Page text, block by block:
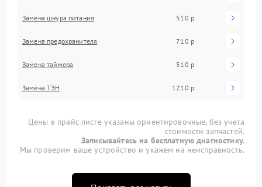
Замена шнура питания 510 р
Замена предохранителя 710 р
Замена таймера 510 р
Замена ТЭН 1210 р
Цены в прайс-листе указаны ориентировочные, без учета
стоимости запчастей.
Записывайтесь на бесплатную диагностику.
Мы проверим ваше устройство и укажем на неисправность.